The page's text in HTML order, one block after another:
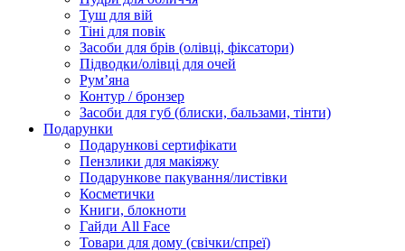
Туш для вій
Тіні для повік
Засоби для брів (олівці, фіксатори)
Підводки/олівці для очей
Румʼяна
Контур / бронзер
Засоби для губ (блиски, бальзами, тінти)
Подарунки
Подарункові сертифікати
Пензлики для макіяжу
Подарункове пакування/листівки
Косметички
Книги, блокноти
Гайди All Face
Товари для дому (свічки/спреї)